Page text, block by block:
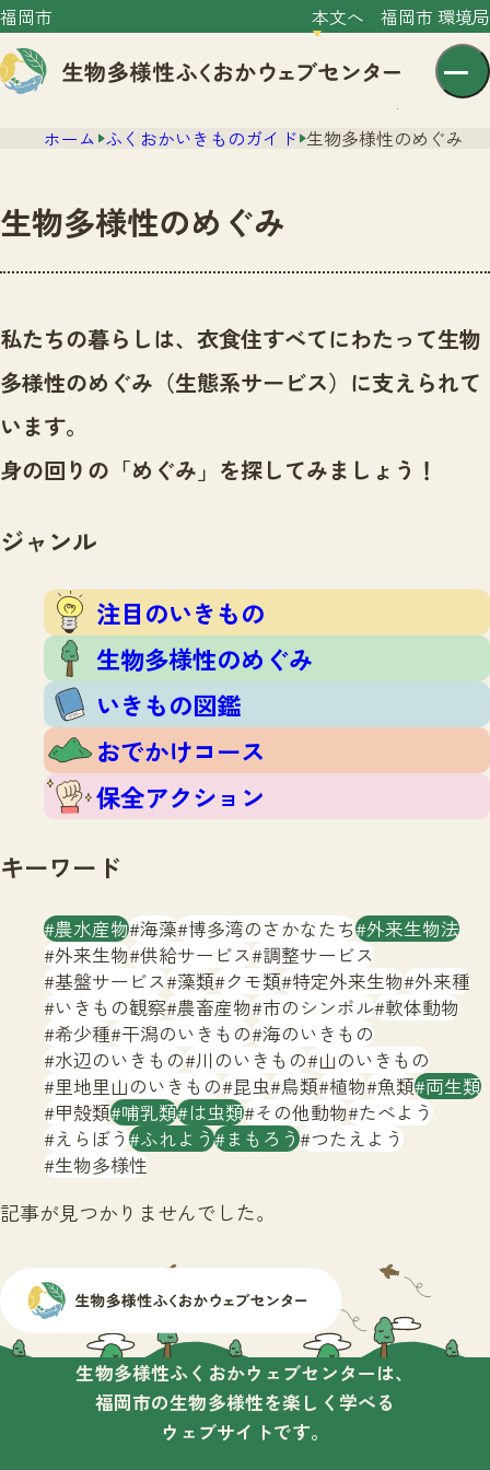
福岡市 本文へ 福岡市 環境局
センター紹介
センター紹介TOP
サイトポリシー
ニュース
いきものガイド
いきものガイドTOP
生物多様性のめぐみ
おでかけコース
保全アクション
イベント
調査レポート
調査レポートTOP
調査結果
ふくおかいきものマップ
マッチング
マッチングTOP
掲載申し込みフォーム
お問合せ
生物多様性ふくおかウェブセンターとは
サイトマップ
ホーム ふくおかいきものガイド 生物多様性のめぐみ
生物多様性のめぐみ
私たちの暮らしは、衣食住すべてにわたって生物
多様性のめぐみ（生態系サービス）に支えられて
います。
身の回りの「めぐみ」を探してみましょう！
ジャンル
注目のいきもの
生物多様性のめぐみ
いきもの図鑑
おでかけコース
保全アクション
キーワード
農水産物 海藻 博多湾のさかなたち 外来生物法
外来生物 供給サービス 調整サービス
基盤サービス 藻類 クモ類 特定外来生物 外来種
いきもの観察 農畜産物 市のシンボル 軟体動物
希少種 干潟のいきもの 海のいきもの
水辺のいきもの 川のいきもの 山のいきもの
里地里山のいきもの 昆虫 鳥類 植物 魚類 両生類
甲殻類 哺乳類 は虫類 その他動物 たべよう
えらぼう ふれよう まもろう つたえよう
生物多様性
記事が見つかりませんでした。
生物多様性ふくおかウェブセンターは、
福岡市の生物多様性を楽しく学べる
ウェブサイトです。